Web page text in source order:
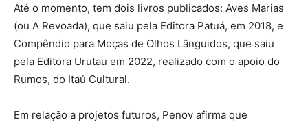
Até o momento, tem dois livros publicados: Aves Marias
(ou A Revoada), que saiu pela Editora Patuá, em 2018, e
Compêndio para Moças de Olhos Lânguidos, que saiu
pela Editora Urutau em 2022, realizado com o apoio do
Rumos, do Itaú Cultural.
Em relação a projetos futuros, Penov afirma que